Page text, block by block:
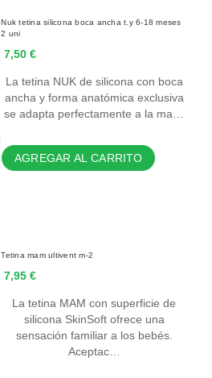
Nuk tetina silicona boca ancha t.y 6-18 meses
2 uni
7,50 €
La tetina NUK de silicona con boca
ancha y forma anatómica exclusiva
se adapta perfectamente a la ma…
AGREGAR AL CARRITO
Tetina mam ultivent m-2
7,95 €
La tetina MAM con superficie de
silicona SkinSoft ofrece una
sensación familiar a los bebés.
Aceptac…